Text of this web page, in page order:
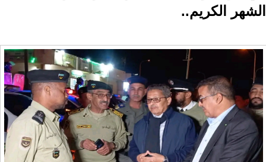
الشهر الكريم..